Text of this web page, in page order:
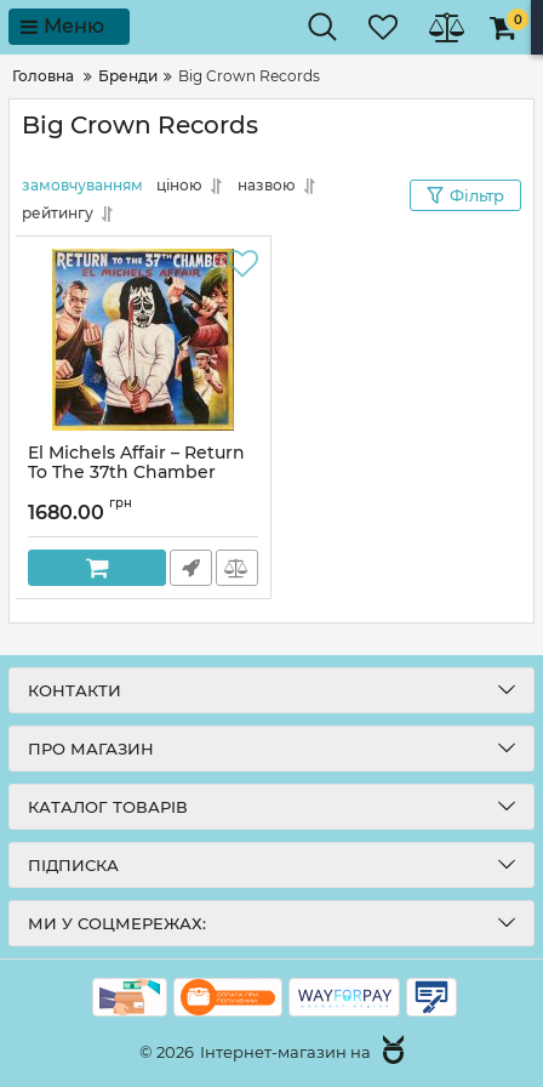
Меню 0
Головна Бренди Big Crown Records
Big Crown Records
замовчуванням ціною
назвою
рейтингу
Фільтр
El Michels Affair – Return
To The 37th Chamber
Артикул: 244331
1680.00 грн
КОНТАКТИ
ПРО МАГАЗИН
КАТАЛОГ ТОВАРІВ
ПІДПИСКА
МИ У СОЦМЕРЕЖАХ:
© 2026 Інтернет-магазин на